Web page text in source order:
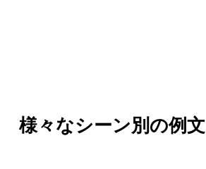
様々なシーン別の例文